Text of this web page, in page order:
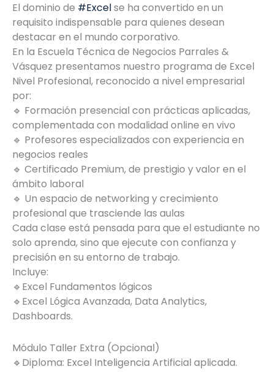
El dominio de #Excelse ha convertido en un
requisito indispensable para quienes desean
destacar en el mundo corporativo.
En la Escuela Técnica de Negocios Parrales &
Vásquez presentamos nuestro programa de Excel
Nivel Profesional, reconocido a nivel empresarial
por:
🔹 Formación presencial con prácticas aplicadas,
complementada con modalidad online en vivo
🔹 Profesores especializados con experiencia en
negocios reales
🔹 Certificado Premium, de prestigio y valor en el
ámbito laboral
🔹 Un espacio de networking y crecimiento
profesional que trasciende las aulas
Cada clase está pensada para que el estudiante no
solo aprenda, sino que ejecute con confianza y
precisión en su entorno de trabajo.
Incluye:
🔹Excel Fundamentos lógicos
🔹Excel Lógica Avanzada, Data Analytics,
Dashboards.
Módulo Taller Extra (Opcional)
🔹Diploma: Excel Inteligencia Artificial aplicada.